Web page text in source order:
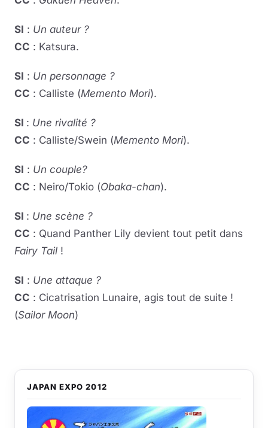
SI : Un auteur ?
CC : Katsura.
SI : Un personnage ?
CC : Calliste (Memento Mori).
SI : Une rivalité ?
CC : Calliste/Swein (Memento Mori).
SI : Un couple?
CC : Neiro/Tokio (Obaka-chan).
SI : Une scène ?
CC : Quand Panther Lily devient tout petit dans
Fairy Tail !
SI : Une attaque ?
CC : Cicatrisation Lunaire, agis tout de suite !
(Sailor Moon)
JAPAN EXPO 2012